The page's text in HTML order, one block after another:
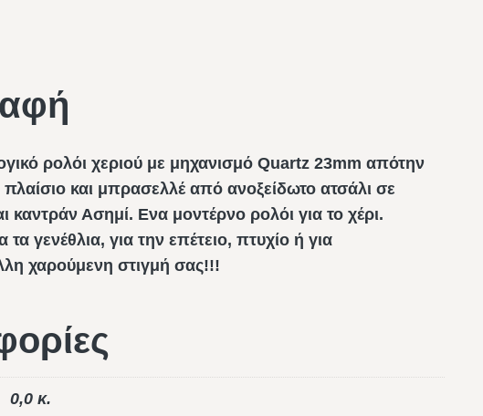
ρολόι χεριού με μηχανισμό Quartz 23mm απότην
και μπρασελλέ από ανοξείδωτο ατσάλι σε
καντράν Ασημί. Ενα μοντέρνο ρολόι για το χέρι.
τα γενέθλια, για την επέτειο, πτυχίο ή για
χαρούμενη στιγμή σας!!!
0,0 κ.